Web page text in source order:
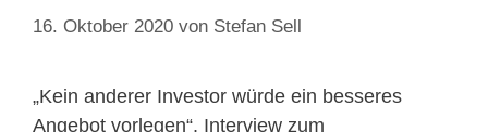
16. Oktober 2020 von Stefan Sell
„Kein anderer Investor würde ein besseres
Angebot vorlegen“. Interview zum